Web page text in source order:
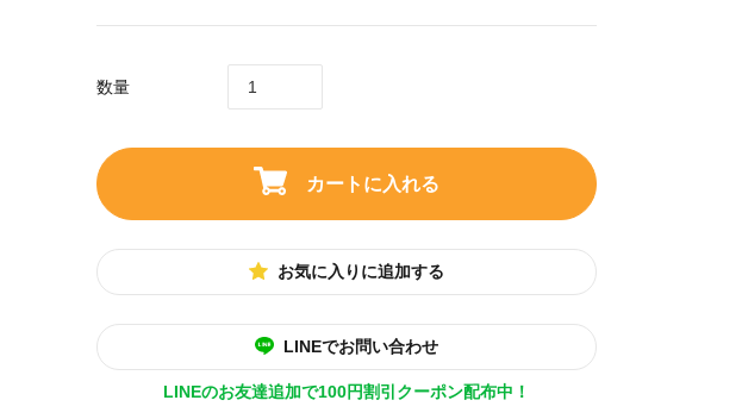
数量
カートに入れる
お気に入りに追加する
LINEでお問い合わせ
LINEのお友達追加で100円割引クーポン配布中！